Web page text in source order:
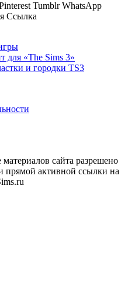
Tumblr WhatsApp
Ссылка
для «The Sims 3»
и городки TS3
сайта разрешено
прямой активной ссылки на